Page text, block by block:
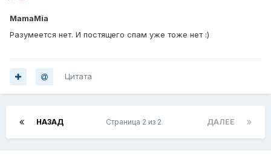
MamaMia
Разумеется нет. И постящего спам уже тоже нет :)
Цитата
НАЗАД ДАЛЕЕ
Страница 2 из 2